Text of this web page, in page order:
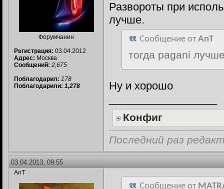
Форумчанин
Регистрация: 03.04.2012
Адрес: Москва
Сообщений: 2,675
Поблагодарил: 178
Поблагодарили: 1,278
Развороты при
лучше.
Сообщение от AnT
тогда pagani
Ну и хорошо
Конфиг
Последний раз
03.04.2013, 09:55
AnT
Сообщение от